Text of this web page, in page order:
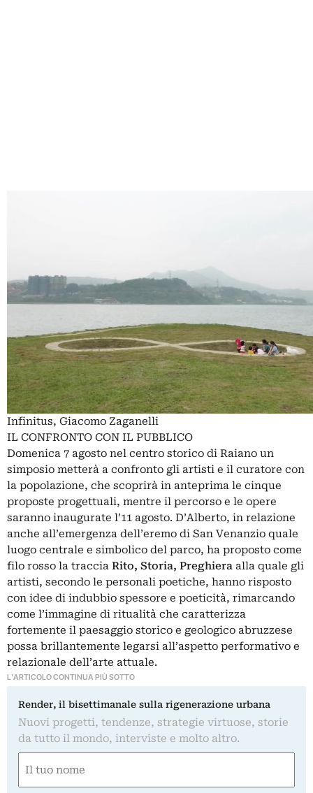
Infinitus, Giacomo Zaganelli
IL CONFRONTO CON IL PUBBLICO
Domenica 7 agosto nel centro storico di Raiano un
simposio metterà a confronto gli artisti e il curatore con
la popolazione, che scoprirà in anteprima le cinque
proposte progettuali, mentre il percorso e le opere
saranno inaugurate l’11 agosto. D’Alberto, in relazione
anche all’emergenza dell’eremo di San Venanzio quale
luogo centrale e simbolico del parco, ha proposto come
filo rosso la traccia Rito, Storia, Preghiera alla quale gli
artisti, secondo le personali poetiche, hanno risposto
con idee di indubbio spessore e poeticità, rimarcando
come l’immagine di ritualità che caratterizza
fortemente il paesaggio storico e geologico abruzzese
possa brillantemente legarsi all’aspetto performativo e
relazionale dell’arte attuale.
L'ARTICOLO CONTINUA PIÙ SOTTO
Render, il bisettimanale sulla rigenerazione urbana
Nuovi progetti, tendenze, strategie virtuose, storie
da tutto il mondo, interviste e molto altro.
(Required)